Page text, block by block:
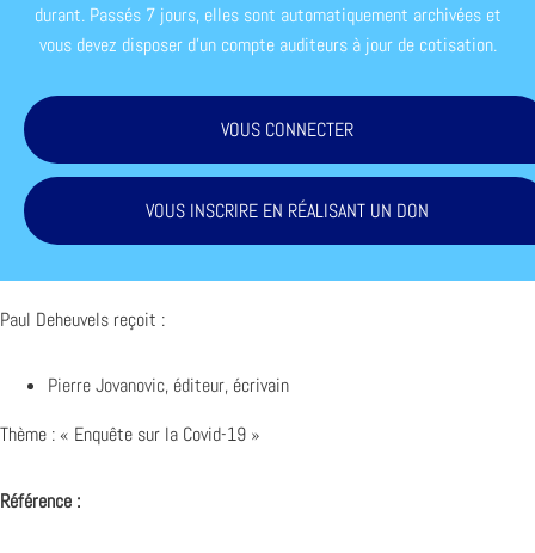
durant. Passés 7 jours, elles sont automatiquement archivées et
vous devez disposer d'un compte auditeurs à jour de cotisation.
VOUS CONNECTER
VOUS INSCRIRE EN RÉALISANT UN DON
Paul Deheuvels reçoit :
Pierre Jovanovic, éditeur, écrivain
Thème : « Enquête sur la Covid-19 »
Référence :